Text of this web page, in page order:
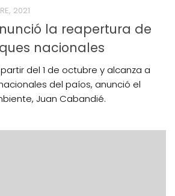
2021
la reapertura de
nacionales
del 1 de octubre y alcanza a
del paíos, anunció el
Juan Cabandié.